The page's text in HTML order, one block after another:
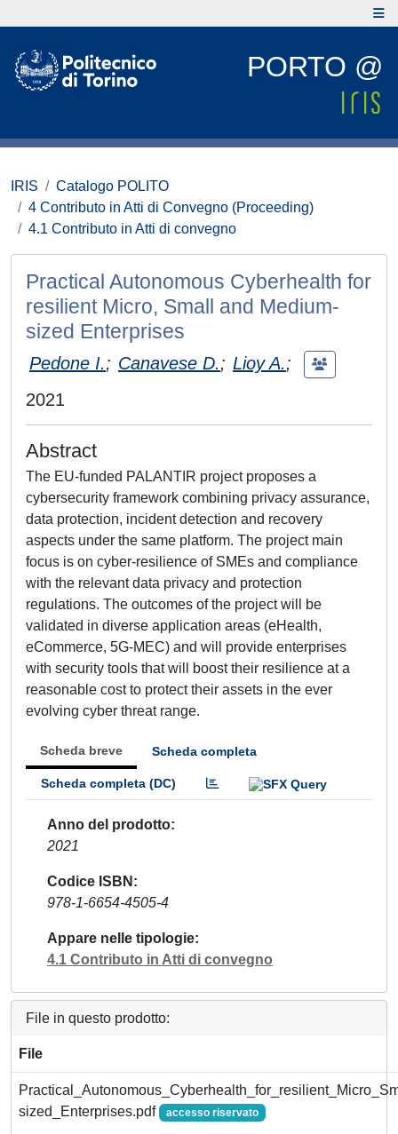
PORTO @
IRIS
Catalogo POLITO
4 Contributo in Atti di Convegno (Proceeding)
4.1 Contributo in Atti di convegno
Practical Autonomous Cyberhealth for
resilient Micro, Small and Medium-
sized Enterprises
Pedone I.; Canavese D.; Lioy A.;
2021
Abstract
The EU-funded PALANTIR project proposes a
cybersecurity framework combining privacy assurance,
data protection, incident detection and recovery
aspects under the same platform. The project main
focus is on cyber-resilience of SMEs and compliance
with the relevant data privacy and protection
regulations. The outcomes of the project will be
validated in diverse application areas (eHealth,
eCommerce, 5G-MEC) and will provide enterprises
with security tools that will boost their resilience at a
reasonable cost to protect their assets in the ever
evolving cyber threat range.
Scheda breve Scheda completa
Scheda completa (DC)
Anno del prodotto
2021
Codice ISBN
978-1-6654-4505-4
Appare nelle tipologie
4.1 Contributo in Atti di convegno
File in questo prodotto:
File
sized_Enterprises.pdf
accesso riservato